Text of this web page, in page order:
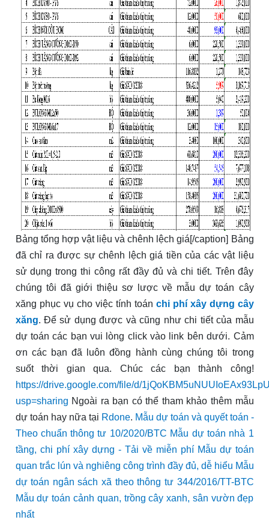
Bảng tổng hợp vật liệu và chênh lệch giá[/caption] Bảng
đã chỉ ra được sự chênh lệch giá tiền của các vật liệu
sử dụng trong thi công rất đầy đủ và chi tiết. Trên đây
chúng tôi đã giới thiệu sơ lược về mẫu dự toán cây
xăng phục vụ cho việc tính toán chi phí xây dựng cây
xăng. Để sử dụng được và cũng như chi tiết của mẫu
dự toán các bạn vui lòng click vào link bên dưới. Cảm
ơn các bạn đã luôn đồng hành cùng chúng tôi trong
suốt thời gian qua. Chúc các bạn thành công!
https://drive.google.com/file/d/
usp=sharing Ngoài ra bạn có thể tham khảo thêm mẫu
dự toán hay nữa tại Rdone. Mẫu dự toán và quyết toán -
Theo chuẩn thông tư 10/2020/BTC Mẫu dự toán nhà 1
tầng, chi phí xây dựng - Tải về miễn phí Mẫu dự toán
quan trắc lún và nghiêng công trình đầy đủ, dễ hiểu Mẫu
dự toán ngân sách xã theo thông tư 344/2016/TT-BTC
Mẫu dự toán cảnh quan, trồng cây xanh, sân vườn đẹp
nhất